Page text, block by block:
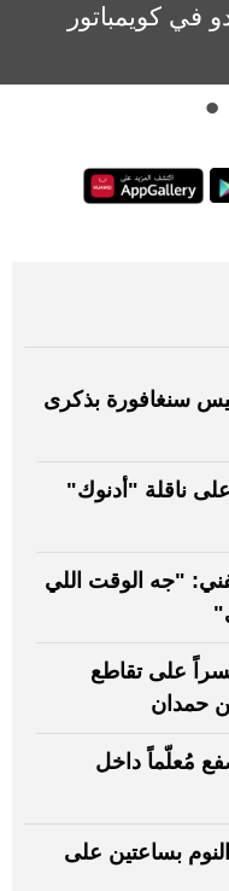
في كويمباتور
سنغافورة بذكرى
ناقلة "أدنوك"
"جه الوقت اللي
جسراً على تقاطع
حمدان
مُعلّماً داخل
بساعتين على